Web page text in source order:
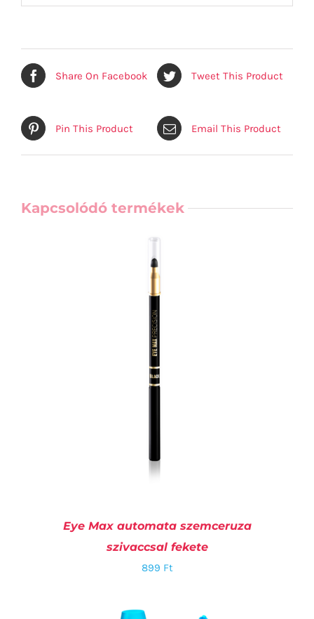
Share On Facebook Tweet This Product
Pin This Product Email This Product
Kapcsolódó termékek
Eye Max automata szemceruza
szivaccsal fekete
899 Ft